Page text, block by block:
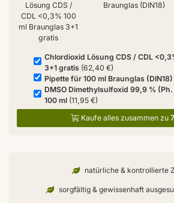
Lösung CDS /
CDL <0,3% 100
ml Braunglas 3+1
gratis
Braunglas (DIN18)
Chlordioxid Lösung CDS / CDL
3+1 gratis(62,40 €)
Pipette für 100 ml Braunglas (DIN18)
DMSO Dimethylsulfoxid 99,9 %
100 ml(11,95 €)
Kaufe alles zusammen zu
natürliche & kontrollierte
sorgfältig & gewissenhaft